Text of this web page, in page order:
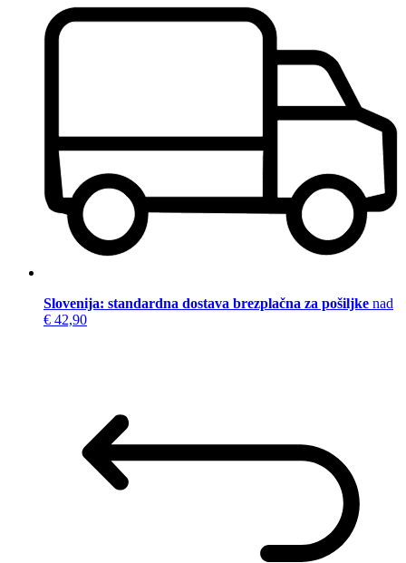
Slovenija: standardna dostava brezplačna za pošiljke nad
€ 42,90